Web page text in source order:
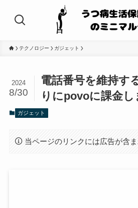
テクノロジー ガジェット
電話番号を維持す
りにpovoに課金し
2024
8/30
ガジェット
当ページのリンクには広告が含ま